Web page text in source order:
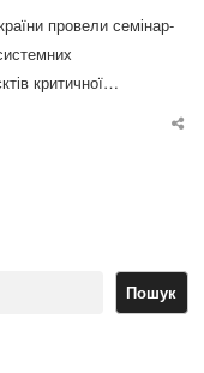
провели семінар-
критичної…
Пошук